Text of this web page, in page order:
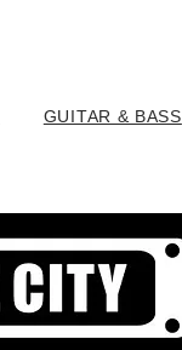
GUITAR & BASS